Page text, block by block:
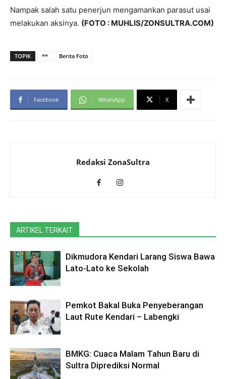
Nampak salah satu penerjun mengamankan parasut usai
melakukan aksinya. (FOTO : MUHLIS/ZONSULTRA.COM)
TOPIK ** Berita Foto
Facebook WhatsApp X
Redaksi ZonaSultra
ARTIKEL TERKAIT
Dikmudora Kendari Larang Siswa Bawa
Lato-Lato ke Sekolah
Pemkot Bakal Buka Penyeberangan
Laut Rute Kendari – Labengki
BMKG: Cuaca Malam Tahun Baru di
Sultra Diprediksi Normal